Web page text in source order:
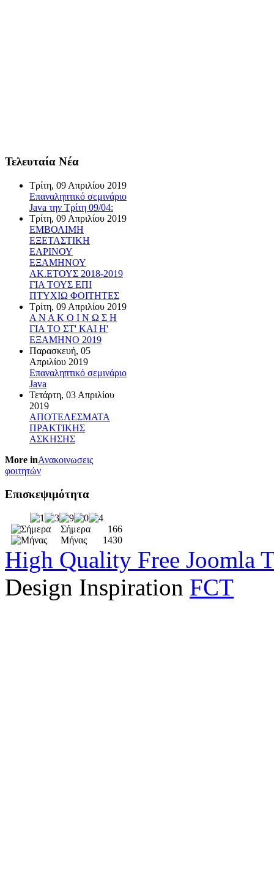
Τελευταία Νέα
Τρίτη, 09 Απριλίου 2019
Επαναληπτικό σεμινάριο
Java την Τρίτη 09/04:
Τρίτη, 09 Απριλίου 2019
ΕΜΒΟΛΙΜΗ
ΕΞΕΤΑΣΤΙΚΗ
ΕΑΡΙΝΟΥ
ΕΞΑΜΗΝΟΥ
ΑΚ.ΕΤΟΥΣ 2018-2019
ΓΙΑ ΤΟΥΣ ΕΠΙ
ΠΤΥΧΙΩ ΦΟΙΤΗΤΕΣ
Τρίτη, 09 Απριλίου 2019
Α Ν Α Κ Ο Ι Ν Ω Σ Η
ΓΙΑ ΤΟ ΣΤ' ΚΑΙ Η'
ΕΞΑΜΗΝΟ 2019
Παρασκευή, 05
Απριλίου 2019
Επαναληπτικό σεμινάριο
Java
Τετάρτη, 03 Απριλίου
2019
ΑΠΟΤΕΛΕΣΜΑΤΑ
ΠΡΑΚΤΙΚΗΣ
ΑΣΚΗΣΗΣ
More inΑνακοινωσεις
φοιτητών
Επισκεψιμότητα
Σήμερα
166
Μήνας
1430
High Quality Free Joomla
Design Inspiration FCT